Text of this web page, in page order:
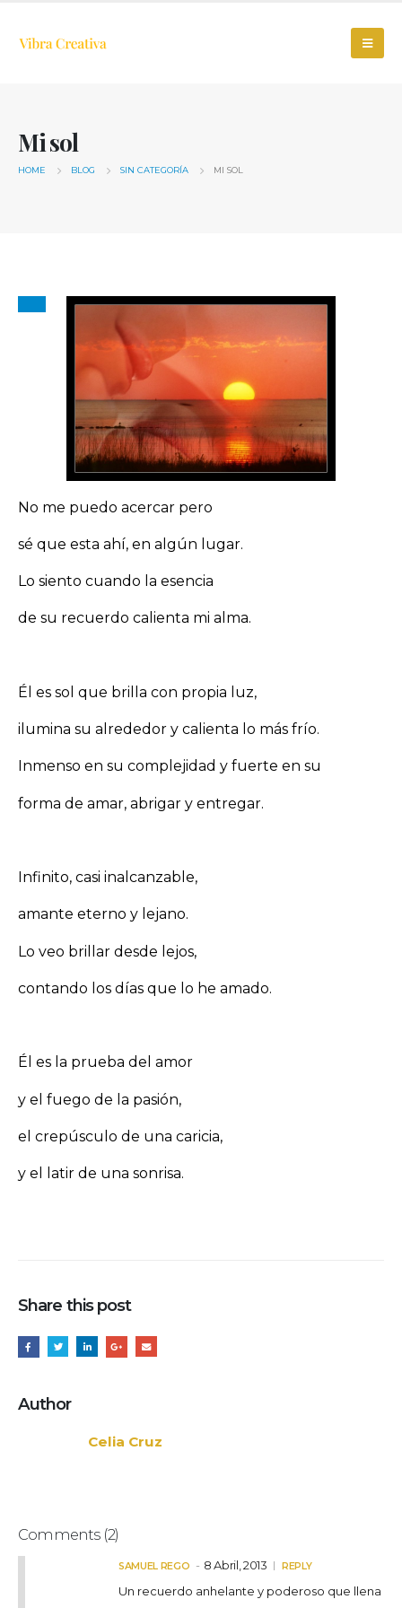
Mi sol
HOME BLOG SIN CATEGORÍA MI SOL
No me puedo acercar pero
sé que esta ahí, en algún lugar.
Lo siento cuando la esencia
de su recuerdo calienta mi alma.
Él es sol que brilla con propia luz,
ilumina su alrededor y calienta lo más frío.
Inmenso en su complejidad y fuerte en su
forma de amar, abrigar y entregar.
Infinito, casi inalcanzable,
amante eterno y lejano.
Lo veo brillar desde lejos,
contando los días que lo he amado.
Él es la prueba del amor
y el fuego de la pasión,
el crepúsculo de una caricia,
y el latir de una sonrisa.
Share this post
Author
Celia Cruz
Comments (2)
SAMUEL REGO 8 Abril, 2013 REPLY
Un recuerdo anhelante y poderoso que llena